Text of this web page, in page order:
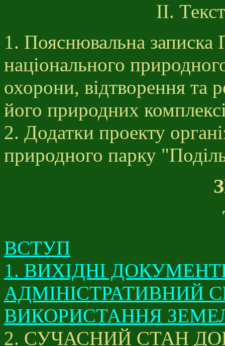
ІІ.
1. Пояснювальна записка
національного
охорони, відтворення та
його природних
2. Додатки проекту
природного парку
ВСТУП
1. ВИХІДНІ
АДМІНІСТРАТИВНИЙ
ВИКОРИСТАННЯ
2. СУЧАСНИЙ СТАН